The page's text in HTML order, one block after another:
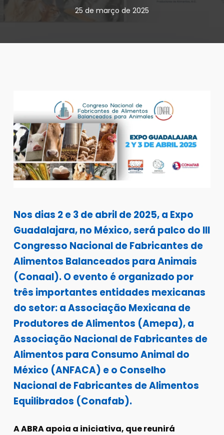
25 de março de 2025
Nos dias 2 e 3 de abril de 2025, a Expo
Guadalajara, no México, será palco do III
Congresso Nacional de Fabricantes de
Alimentos Balanceados para Animais
(Conaal). O evento é organizado por
três importantes entidades mexicanas
do setor: a Associação Mexicana de
Produtores de Alimentos (Amepa), a
Associação Nacional de Fabricantes de
Alimentos para Consumo Animal do
México (ANFACA) e o Conselho
Nacional de Fabricantes de Alimentos
Equilibrados (Conafab).
A ABRA apoia a iniciativa, que reunirá